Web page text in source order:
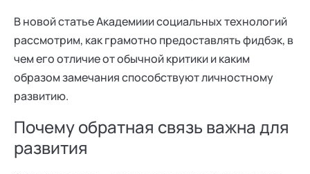
В новой статье Академиии социальных технологий
рассмотрим, как грамотно предоставлять фидбэк, в
чем его отличие от обычной критики и каким
образом замечания способствуют личностному
развитию.
Почему обратная связь важна для
развития